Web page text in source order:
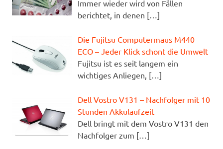
Immer wieder wird von Fällen
berichtet, in denen […]
Die Fujitsu Computermaus M440
ECO – Jeder Klick schont die Umwelt
Fujitsu ist es seit langem ein
wichtiges Anliegen, […]
Dell Vostro V131 – Nachfolger mit 10
Stunden Akkulaufzeit
Dell bringt mit dem Vostro V131 den
Nachfolger zum […]